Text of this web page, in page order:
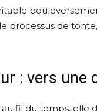
de
: vers une
fil du temps,